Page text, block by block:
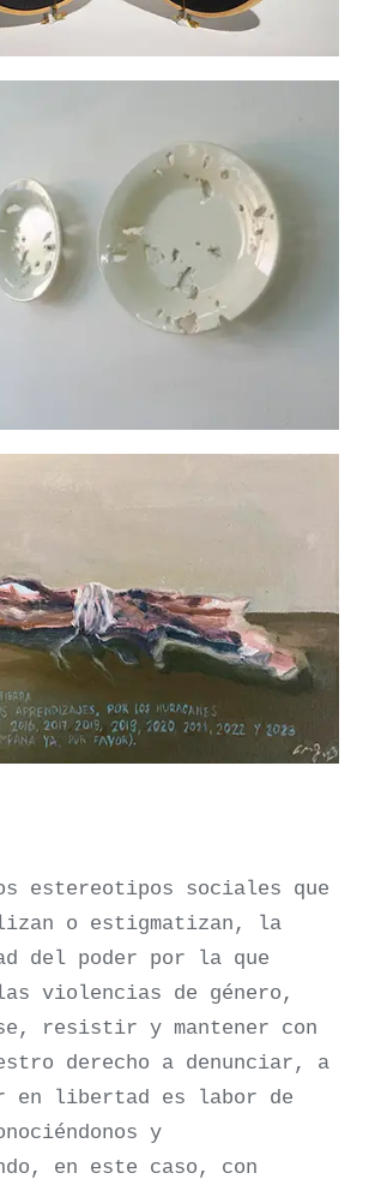
estereotipos sociales que
o estigmatizan, la
del poder por la que
violencias de género,
resistir y mantener con
derecho a denunciar, a
en libertad es labor de
y
en este caso, con